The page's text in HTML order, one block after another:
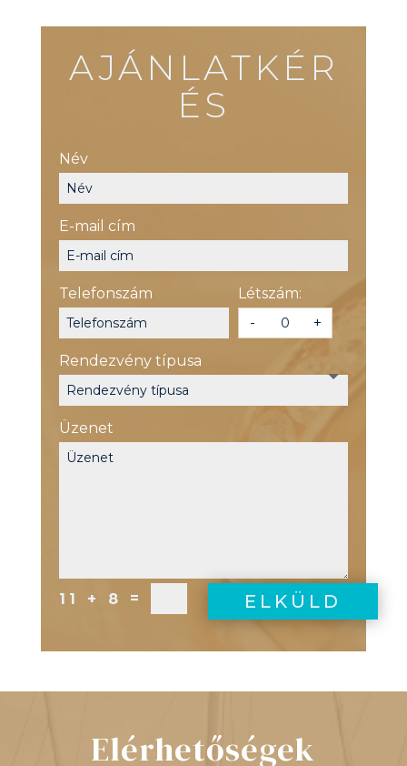
AJÁNLATKÉR
ÉS
Név
E-mail cím
Telefonszám
Létszám:
-
+
Rendezvény típusa
Üzenet
11 + 8 = ELKÜLD
Elérhetőségek